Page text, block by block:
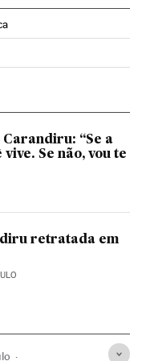
“Se a
Se não, vou te
retratada em